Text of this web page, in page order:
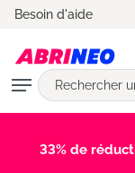
principal
Besoin d'aide
33% de